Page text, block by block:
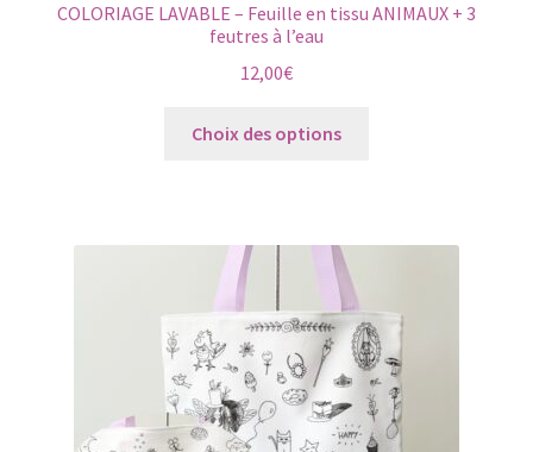
COLORIAGE LAVABLE – Feuille en tissu ANIMAUX + 3
feutres à l’eau
12,00€
Choix des options
peuvent
être
choisies
sur
la